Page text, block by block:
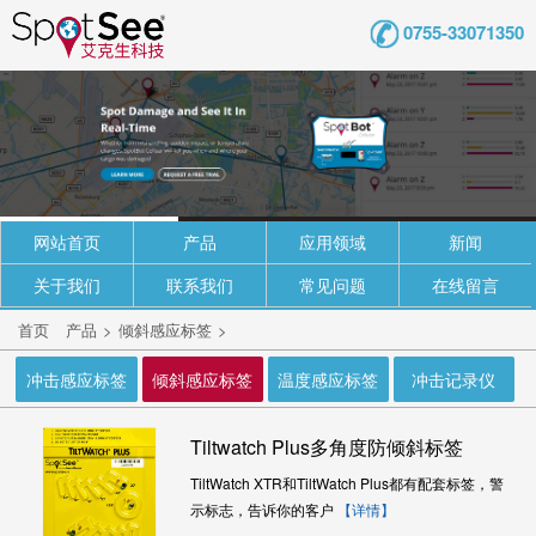
0755-33071350
网站首页 产品 应用领域
新闻
关于我们
联系我们 常见问题 在线留言
首页 产品 > 倾斜感应标签 >
冲击感应标签 倾斜感应标签 温度感应标签 冲击记录仪
Tiltwatch Plus多角度防倾斜标签
TiltWatch XTR和TiltWatch Plus都有配套标签，警
示标志，告诉你的客户
【详情】